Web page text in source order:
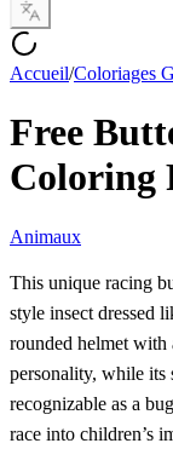
Accueil/Coloriages
Free
Coloring
Animaux
This unique racing
style insect dressed
rounded helmet with
personality, while its
recognizable as a
race into children’s